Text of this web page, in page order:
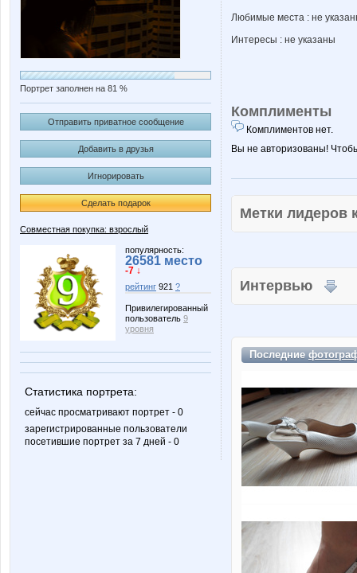
Портрет заполнен на 81 %
Отправить приватное сообщение
Добавить в друзья
Игнорировать
Сделать подарок
Совместная покупка: взрослый
популярность:
26581 место
-7 ↓
рейтинг 921 ?
Привилегированный
пользователь 9
уровня
Статистика портрета:
сейчас просматривают портрет - 0
зарегистрированные пользователи
посетившие портрет за 7 дней - 0
Любимые места : не
Интересы : не указаны
Комплименты
Комплиментов нет.
Вы не авторизованы!
Метки
Интервью
Последние